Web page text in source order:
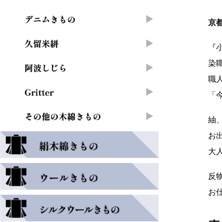
京
『
染
職
「
紬
お
大
反
お